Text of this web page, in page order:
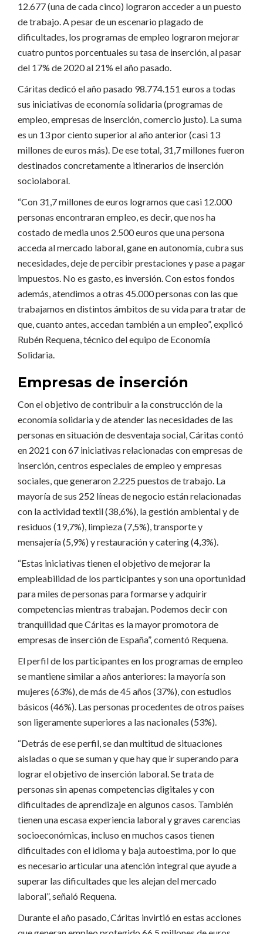
12.677 (una de cada cinco) lograron acceder a un puesto
de trabajo. A pesar de un escenario plagado de
dificultades, los programas de empleo lograron mejorar
cuatro puntos porcentuales su tasa de inserción, al pasar
del 17% de 2020 al 21% el año pasado.
Cáritas dedicó el año pasado 98.774.151 euros a todas
sus iniciativas de economía solidaria (programas de
empleo, empresas de inserción, comercio justo). La suma
es un 13 por ciento superior al año anterior (casi 13
millones de euros más). De ese total, 31,7 millones fueron
destinados concretamente a itinerarios de inserción
sociolaboral.
“Con 31,7 millones de euros logramos que casi 12.000
personas encontraran empleo, es decir, que nos ha
costado de media unos 2.500 euros que una persona
acceda al mercado laboral, gane en autonomía, cubra sus
necesidades, deje de percibir prestaciones y pase a pagar
impuestos. No es gasto, es inversión. Con estos fondos
además, atendimos a otras 45.000 personas con las que
trabajamos en distintos ámbitos de su vida para tratar de
que, cuanto antes, accedan también a un empleo”, explicó
Rubén Requena, técnico del equipo de Economía
Solidaria.
Empresas de inserción
Con el objetivo de contribuir a la construcción de la
economía solidaria y de atender las necesidades de las
personas en situación de desventaja social, Cáritas contó
en 2021 con 67 iniciativas relacionadas con empresas de
inserción, centros especiales de empleo y empresas
sociales, que generaron 2.225 puestos de trabajo. La
mayoría de sus 252 líneas de negocio están relacionadas
con la actividad textil (38,6%), la gestión ambiental y de
residuos (19,7%), limpieza (7,5%), transporte y
mensajería (5,9%) y restauración y catering (4,3%).
“Estas iniciativas tienen el objetivo de mejorar la
empleabilidad de los participantes y son una oportunidad
para miles de personas para formarse y adquirir
competencias mientras trabajan. Podemos decir con
tranquilidad que Cáritas es la mayor promotora de
empresas de inserción de España”, comentó Requena.
El perfil de los participantes en los programas de empleo
se mantiene similar a años anteriores: la mayoría son
mujeres (63%), de más de 45 años (37%), con estudios
básicos (46%). Las personas procedentes de otros países
son ligeramente superiores a las nacionales (53%).
“Detrás de ese perfil, se dan multitud de situaciones
aisladas o que se suman y que hay que ir superando para
lograr el objetivo de inserción laboral. Se trata de
personas sin apenas competencias digitales y con
dificultades de aprendizaje en algunos casos. También
tienen una escasa experiencia laboral y graves carencias
socioeconómicas, incluso en muchos casos tienen
dificultades con el idioma y baja autoestima, por lo que
es necesario articular una atención integral que ayude a
superar las dificultades que les alejan del mercado
laboral”, señaló Requena.
Durante el año pasado, Cáritas invirtió en estas acciones